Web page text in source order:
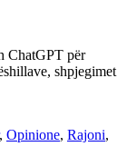
ChatGPT për
shpjegimet
, Opinione, Rajoni,